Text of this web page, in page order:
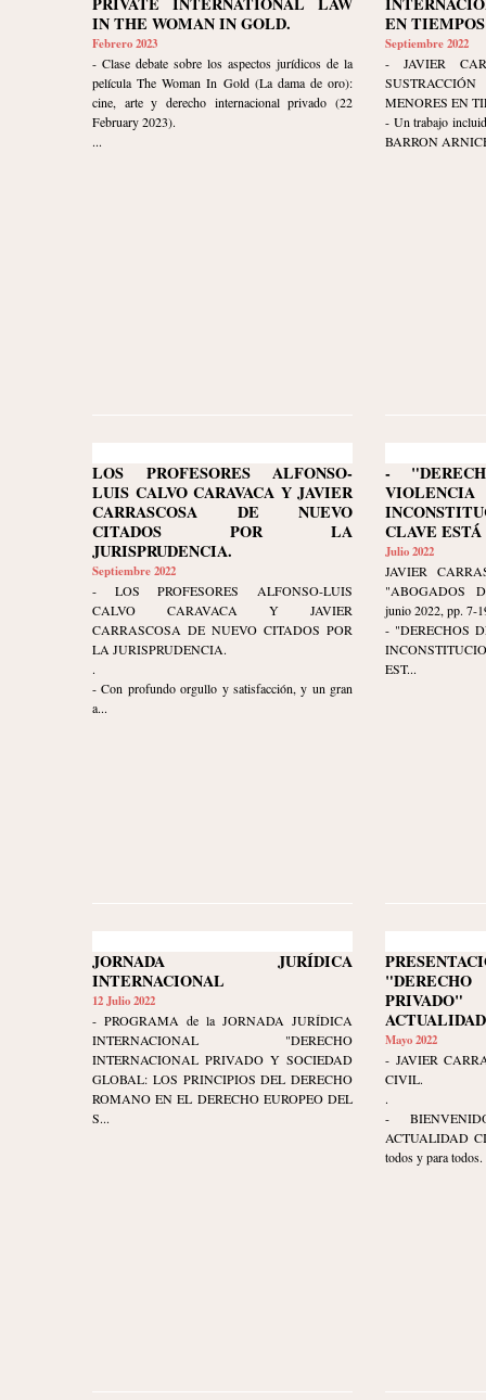
IN THE WOMAN IN GOLD.
Febrero 2023
- Clase debate sobre los aspectos jurídicos de la
película The Woman In Gold (La dama de oro):
cine, arte y derecho internacional privado (22
February 2023).
...
EN
Septiembre 2022
- JAVIER
MENORES EN
- Un trabajo
BARRON
LOS PROFESORES ALFONSO-
LUIS CALVO CARAVACA Y JAVIER
CARRASCOSA DE NUEVO
CITADOS POR LA
JURISPRUDENCIA.
Septiembre 2022
- LOS PROFESORES ALFONSO-LUIS
CALVO CARAVACA Y JAVIER
CARRASCOSA DE NUEVO CITADOS POR
LA JURISPRUDENCIA.
.
- Con profundo orgullo y satisfacción, y un gran
a...
-
CLAVE
Julio 2022
JAVIER
"ABOGADOS
junio 2022, pp. 7-
- "DERECHOS
EST...
JORNADA JURÍDICA
INTERNACIONAL
12 Julio 2022
- PROGRAMA de la JORNADA JURÍDICA
INTERNACIONAL "DERECHO
INTERNACIONAL PRIVADO Y SOCIEDAD
GLOBAL: LOS PRINCIPIOS DEL DERECHO
ROMANO EN EL DERECHO EUROPEO DEL
S...
Mayo 2022
- JAVIER
CIVIL.
.
-
ACTUALIDAD
todos y para